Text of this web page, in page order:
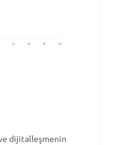
dijitalleşmenin